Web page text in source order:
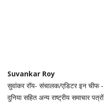
Suvankar Roy
सुवांकर रॉय- संचालक/एडिटर इन चीफ -
दुनिया सहित अन्य राष्ट्रीय समाचार